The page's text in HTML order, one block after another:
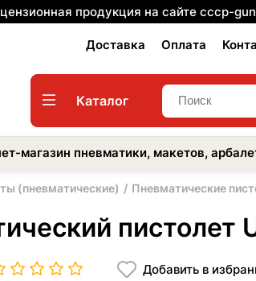
продукция на сайте cccp-
Доставка Оплата
Каталог
магазин пневматики, макетов,
(пневматические) Пневматические
пистолет
Добавить в